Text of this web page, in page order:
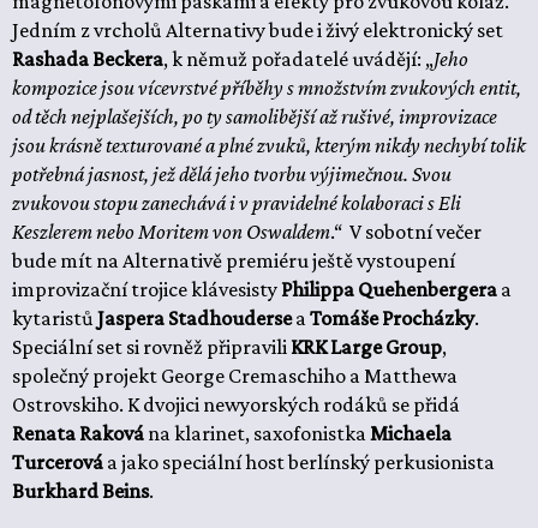
Jedním z vrcholů Alternativy bude i živý elektronický set
Rashada Beckera, k němuž pořadatelé uvádějí: „Jeho
kompozice jsou vícevrstvé příběhy s množstvím zvukových entit,
od těch nejplašejších, po ty samolibější až rušivé, improvizace
jsou krásně texturované a plné zvuků, kterým nikdy nechybí tolik
potřebná jasnost, jež dělá jeho tvorbu výjimečnou. Svou
zvukovou stopu zanechává i v pravidelné kolaboraci s Eli
Keszlerem nebo Moritem von Oswaldem.“ V sobotní večer
bude mít na Alternativě premiéru ještě vystoupení
improvizační trojice klávesisty Philippa Quehenbergera a
kytaristů Jaspera Stadhoudersea Tomáše Procházky.
Speciální set si rovněž připravili KRK Large Group,
společný projekt George Cremaschiho a Matthewa
Ostrovskiho. K dvojici newyorských rodáků se přidá
Renata Raková na klarinet, saxofonistka Michaela
Turcerová a jako speciální host berlínský perkusionista
Burkhard Beins.